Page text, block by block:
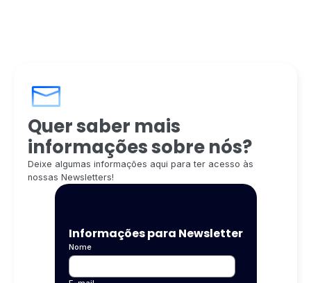
Quer saber mais
informações sobre nós?
Deixe algumas informações aqui para ter acesso às
nossas Newsletters!
Informações para Newsletter
Nome